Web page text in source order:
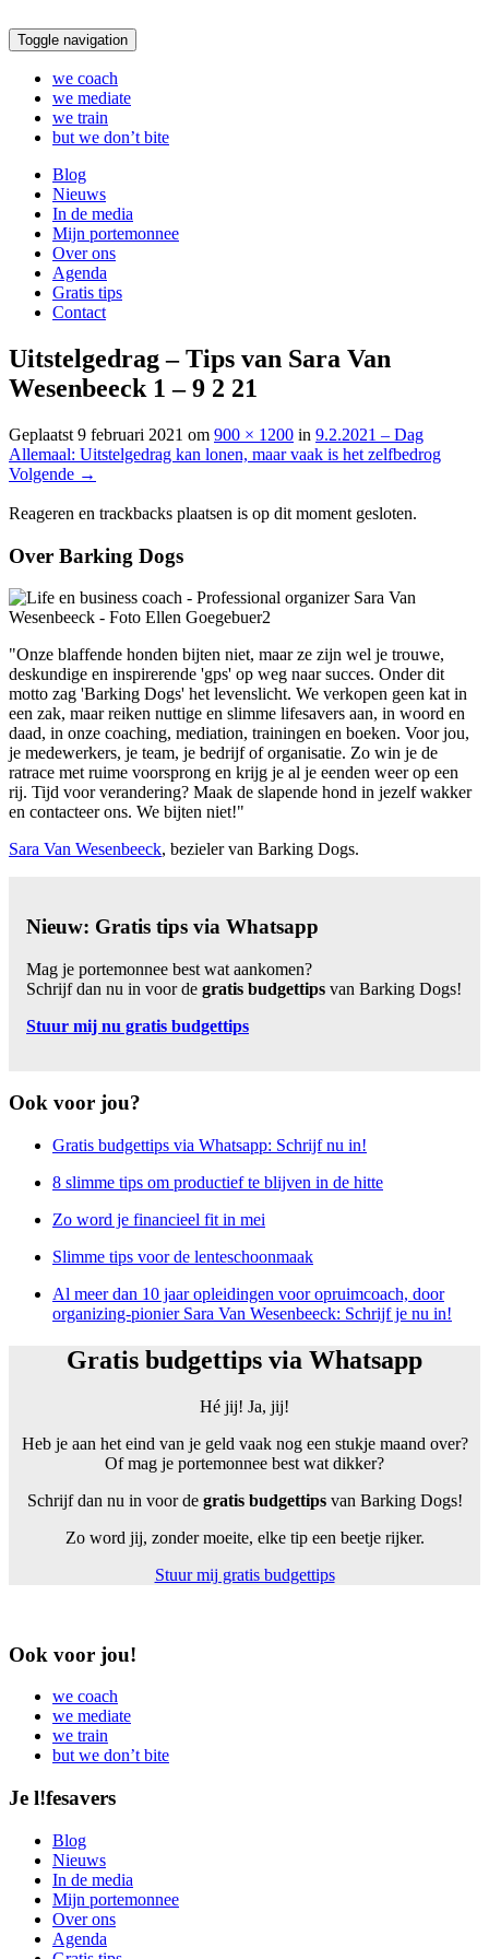
Toggle navigation
we coach
we mediate
we train
but we don’t bite
Blog
Nieuws
In de media
Mijn portemonnee
Over ons
Agenda
Gratis tips
Contact
Uitstelgedrag – Tips van Sara Van
Wesenbeeck 1 – 9 2 21
Geplaatst 9 februari 2021 om 900 × 1200 in 9.2.2021 – Dag
Allemaal: Uitstelgedrag kan lonen, maar vaak is het zelfbedrog
Volgende →
Reageren en trackbacks plaatsen is op dit moment gesloten.
Over Barking Dogs
"Onze blaffende honden bijten niet, maar ze zijn wel je trouwe,
deskundige en inspirerende 'gps' op weg naar succes. Onder dit
motto zag 'Barking Dogs' het levenslicht. We verkopen geen kat in
een zak, maar reiken nuttige en slimme lifesavers aan, in woord en
daad, in onze coaching, mediation, trainingen en boeken. Voor jou,
je medewerkers, je team, je bedrijf of organisatie. Zo win je de
ratrace met ruime voorsprong en krijg je al je eenden weer op een
rij. Tijd voor verandering? Maak de slapende hond in jezelf wakker
en contacteer ons. We bijten niet!"
Sara Van Wesenbeeck, bezieler van Barking Dogs.
Nieuw: Gratis tips via Whatsapp
Mag je portemonnee best wat aankomen?
Schrijf dan nu in voor de gratis budgettips van Barking Dogs!
Stuur mij nu gratis budgettips
Ook voor jou?
Gratis budgettips via Whatsapp: Schrijf nu in!
8 slimme tips om productief te blijven in de hitte
Zo word je financieel fit in mei
Slimme tips voor de lenteschoonmaak
Al meer dan 10 jaar opleidingen voor opruimcoach, door
organizing-pionier Sara Van Wesenbeeck: Schrijf je nu in!
Gratis budgettips via Whatsapp
Hé jij! Ja, jij!
Heb je aan het eind van je geld vaak nog een stukje maand over?
Of mag je portemonnee best wat dikker?
Schrijf dan nu in voor de gratis budgettipsvan Barking Dogs!
Zo word jij, zonder moeite, elke tip een beetje rijker.
Stuur mij gratis budgettips
Ook voor jou!
we coach
we mediate
we train
but we don’t bite
Je l!fesavers
Blog
Nieuws
In de media
Mijn portemonnee
Over ons
Agenda